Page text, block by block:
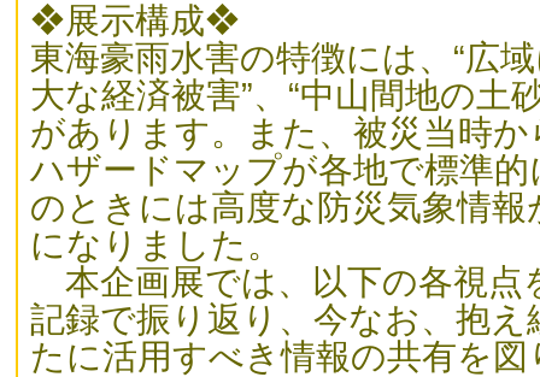
❖展示構成❖
東海豪雨水害の特徴には、“広
大な経済被害”、“中山間地の土
があります。また、被災当時
ハザードマップが各地で標準
のときには高度な防災気象情
になりました。
本企画展では、以下の各視点
記録で振り返り、今なお、抱
たに活用すべき情報の共有を図